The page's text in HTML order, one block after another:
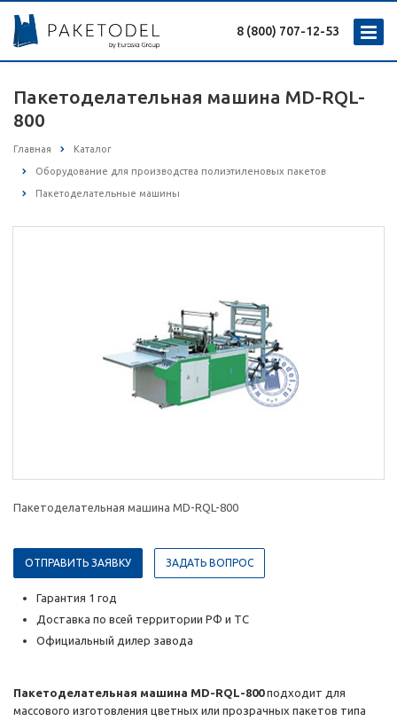
8 (800) 707-12-53
Пакетоделательная машина MD-RQL-
800
Главная Каталог
Оборудование для производства полиэтиленовых пакетов
Пакетоделательные машины
Пакетоделательная машина MD-RQL-800
ОТПРАВИТЬ ЗАЯВКУ ЗАДАТЬ ВОПРОС
Гарантия 1 год
Доставка по всей территории РФ и ТС
Официальный дилер завода
Пакетоделательная машина MD-RQL-800подходит для
массового изготовления цветных или прозрачных пакетов типа